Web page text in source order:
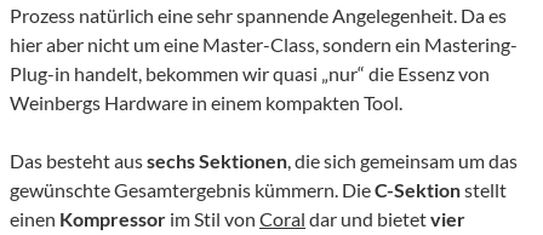
Prozess natürlich eine sehr spannende Angelegenheit. Da es
hier aber nicht um eine Master-Class, sondern ein Mastering-
Plug-in handelt, bekommen wir quasi „nur“ die Essenz von
Weinbergs Hardware in einem kompakten Tool.
Das besteht aussechs Sektionen, die sich gemeinsam um das
gewünschte Gesamtergebnis kümmern. DieC-Sektionstellt
einen Kompressor im Stil von Coral dar und bietetvier